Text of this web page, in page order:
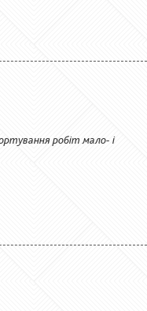
робіт мало- і